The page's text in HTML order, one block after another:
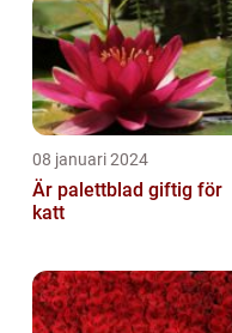
08 januari 2024
Är palettblad giftig för
katt